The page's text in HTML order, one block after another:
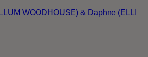
WOODHOUSE) & Daphne (ELLI